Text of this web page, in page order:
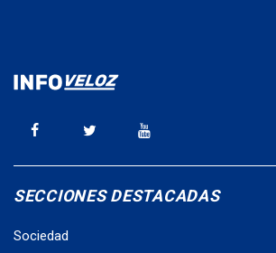
SECCIONES DESTACADAS
Sociedad